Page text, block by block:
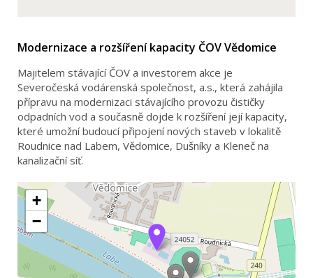
Modernizace a rozšíření kapacity ČOV Vědomice
Majitelem stávající ČOV a investorem akce je
Severočeská vodárenská společnost, a.s., která zahájila
přípravu na modernizaci stávajícího provozu čističky
odpadních vod a současně dojde k rozšíření její kapacity,
které umožní budoucí připojení nových staveb v lokalitě
Roudnice nad Labem, Vědomice, Dušníky a Kleneč na
kanalizační síť.
+
−